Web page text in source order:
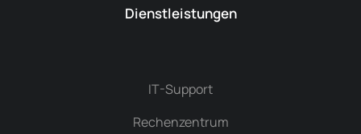
Dienstleistungen
IT-Support
Rechenzentrum